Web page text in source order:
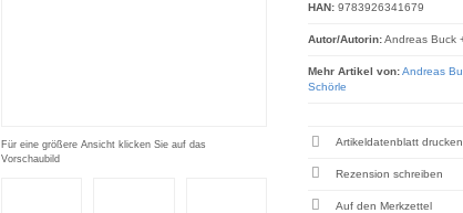
Für eine größere Ansicht klicken Sie auf das
Vorschaubild
HAN: 9783926341679
Autor/Autorin:Andreas Buck
Mehr Artikel von:Andreas
Schörle
Artikeldatenblatt drucken
Rezension schreiben